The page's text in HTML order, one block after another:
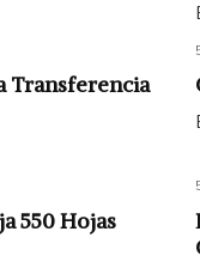
Transferencia
550 Hojas